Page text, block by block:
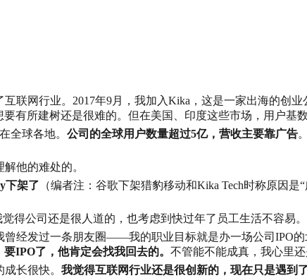
联网行业。2017年9月，我加入Kika，这是一家出海的创
有所建树还是很难的。但在美国、印度这些市场，用户基
全球各地。 公司的全球用户数量超过5亿，营收主要靠广告
他的难处的。
下架了 （编者注：谷歌下架猎豹移动和Kika Tech时称原因
得公司还是很人道的，也考虑到快过年了员工生活不容易。
曾经发过一条朋友圈——我的职业目标就是办一场公司IPO
IPO了，他肯定会找我回去的。 不管能不能成真，我心里还
长很快。 我觉得互联网行业还是很创新的，现在只是遇到